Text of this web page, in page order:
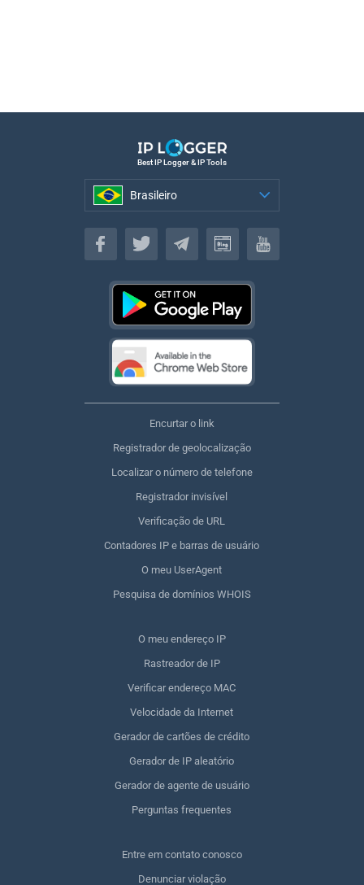
Best IP Logger & IP Tools
Brasileiro
Brasileiro
Encurtar o link
Registrador de geolocalização
Localizar o número de telefone
Registrador invisível
Verificação de URL
Contadores IP e barras de usuário
O meu UserAgent
Pesquisa de domínios WHOIS
O meu endereço IP
Rastreador de IP
Verificar endereço MAC
Velocidade da Internet
Gerador de cartões de crédito
Gerador de IP aleatório
Gerador de agente de usuário
Perguntas frequentes
Entre em contato conosco
Denunciar violação